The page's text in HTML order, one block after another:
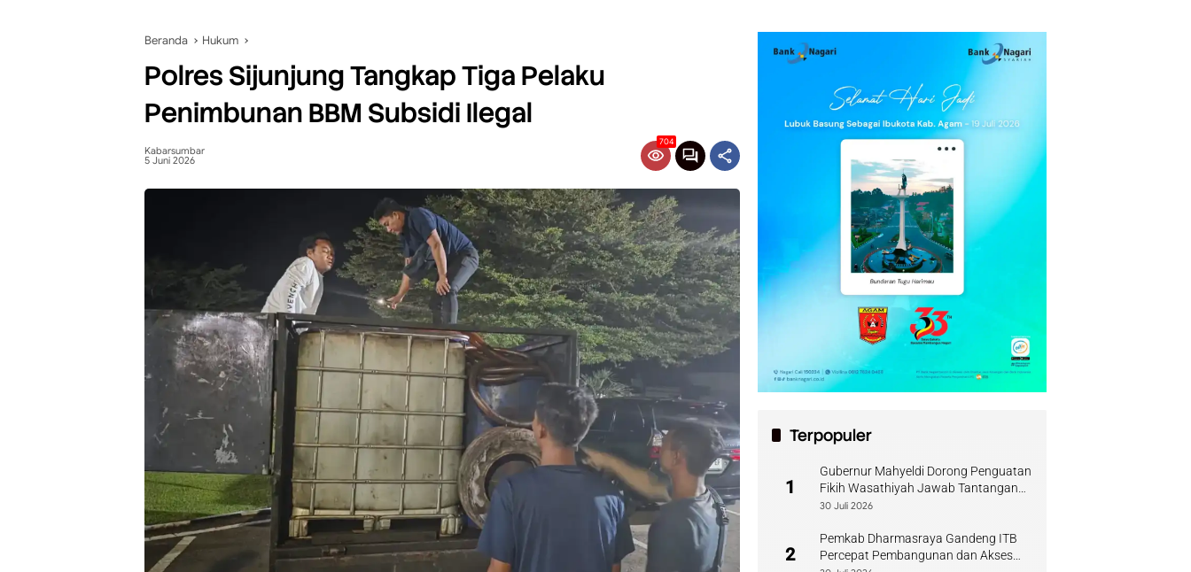
Beranda Hukum
Polres Sijunjung Tangkap Tiga Pelaku
Penimbunan BBM Subsidi Ilegal
Kabarsumbar
5 Juni 2026
704
Terpopuler
1
Gubernur Mahyeldi Dorong Penguatan
Fikih Wasathiyah Jawab Tantangan
Keagamaan Kontemporer
30 Juli 2026
2
Pemkab Dharmasraya Gandeng ITB
Percepat Pembangunan dan Akses